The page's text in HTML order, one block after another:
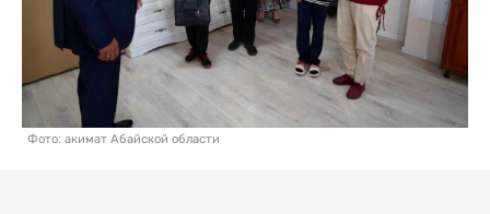
Фото: акимат Абайской области